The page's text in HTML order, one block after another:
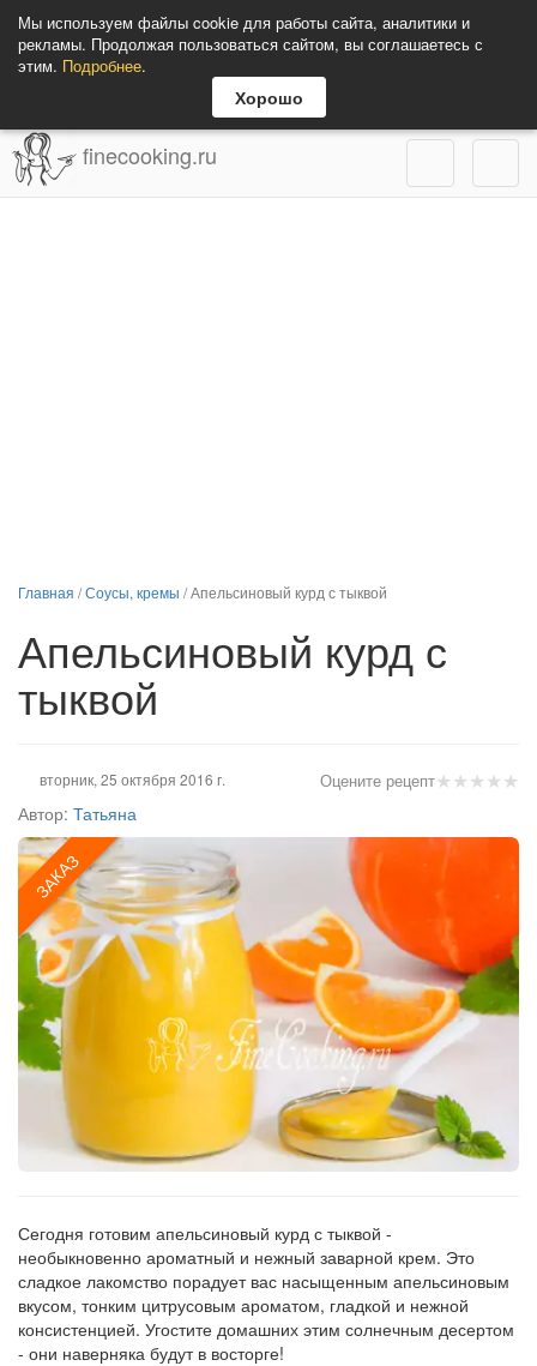
Мы используем файлы cookie для работы сайта, аналитики и
рекламы. Продолжая пользоваться сайтом, вы соглашаетесь с
этим. Подробнее.
Хорошо
finecooking.ru
Главная /Соусы, кремы /Апельсиновый курд с тыквой
Апельсиновый курд с
тыквой
★★★★★
Оцените рецепт
вторник, 25 октября 2016 г.
Автор: Татьяна
ЗАКАЗ
заказу
Сегодня готовим апельсиновый курд с тыквой -
необыкновенно ароматный и нежный заварной крем. Это
сладкое лакомство порадует вас насыщенным апельсиновым
вкусом, тонким цитрусовым ароматом, гладкой и нежной
консистенцией. Угостите домашних этим солнечным десертом
- они наверняка будут в восторге!